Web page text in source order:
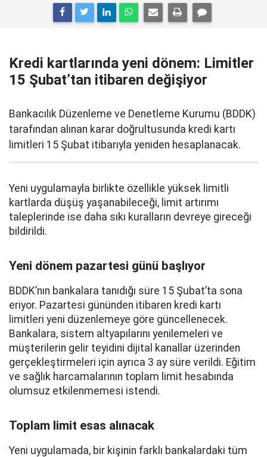
Kredi kartlarında yeni dönem: Limitler
15 Şubat’tan itibaren değişiyor
Bankacılık Düzenleme ve Denetleme Kurumu (BDDK)
tarafından alınan karar doğrultusunda kredi kartı
limitleri 15 Şubat itibarıyla yeniden hesaplanacak.
Yeni uygulamayla birlikte özellikle yüksek limitli
kartlarda düşüş yaşanabileceği, limit artırımı
taleplerinde ise daha sıkı kuralların devreye gireceği
bildirildi.
Yeni dönem pazartesi günü başlıyor
BDDK’nın bankalara tanıdığı süre 15 Şubat’ta sona
eriyor. Pazartesi gününden itibaren kredi kartı
limitleri yeni düzenlemeye göre güncellenecek.
Bankalara, sistem altyapılarını yenilemeleri ve
müşterilerin gelir teyidini dijital kanallar üzerinden
gerçekleştirmeleri için ayrıca 3 ay süre verildi. Eğitim
ve sağlık harcamalarının toplam limit hesabında
olumsuz etkilenmemesi istendi.
Toplam limit esas alınacak
Yeni uygulamada, bir kişinin farklı bankalardaki tüm